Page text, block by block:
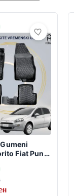
Fiat Punto